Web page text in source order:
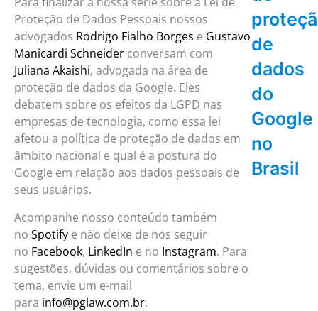
de
dados
do
Google
no
Brasil
Proteção de Dados Pessoais nossos
advogados Rodrigo Fialho Borges e Gustavo
Manicardi Schneider conversam com
Juliana Akaishi, advogada na área de
proteção de dados da Google. Eles
debatem sobre os efeitos da LGPD nas
empresas de tecnologia, como essa lei
afetou a política de proteção de dados em
âmbito nacional e qual é a postura do
Google em relação aos dados pessoais de
seus usuários.
Acompanhe nosso conteúdo também
no Spotify e não deixe de nos seguir
no Facebook, LinkedIn e no Instagram. Para
sugestões, dúvidas ou comentários sobre o
tema, envie um e-mail
para info@pglaw.com.br.